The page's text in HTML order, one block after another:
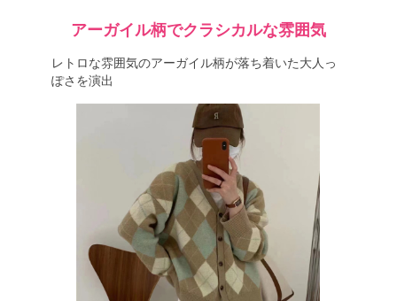
アーガイル柄でクラシカルな雰囲気
レトロな雰囲気のアーガイル柄が落ち着いた大人っ
ぽさを演出